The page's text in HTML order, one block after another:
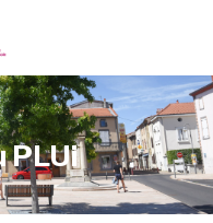
PLUi